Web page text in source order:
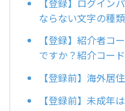
ならない文字の種
【登録】紹介者コ
ですか？紹介コー
【登録前】海外居
【登録前】未成年